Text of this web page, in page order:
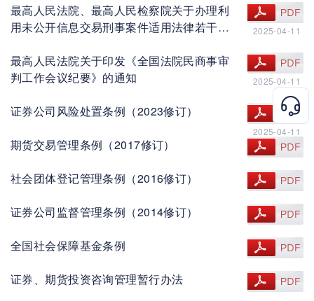
最高人民法院、最高人民检察院关于办理利
用未公开信息交易刑事案件适用法律若干问
查看文件
2025-04-11
最高人民法院关于印发《全国法院民商事审
判工作会议纪要》的通知
查看文件
2025-04-11
证券公司风险处置条例（2023修订） 查看文件
2025-04-11
查看文件
期货交易管理条例（2017修订） 2025-04-11
查看文件
社会团体登记管理条例（2016修订） 2025-04-11
查看文件
证券公司监督管理条例（2014修订） 2025-04-11
查看文件
全国社会保障基金条例 2025-04-11
查看文件
证券、期货投资咨询管理暂行办法 2025-04-11